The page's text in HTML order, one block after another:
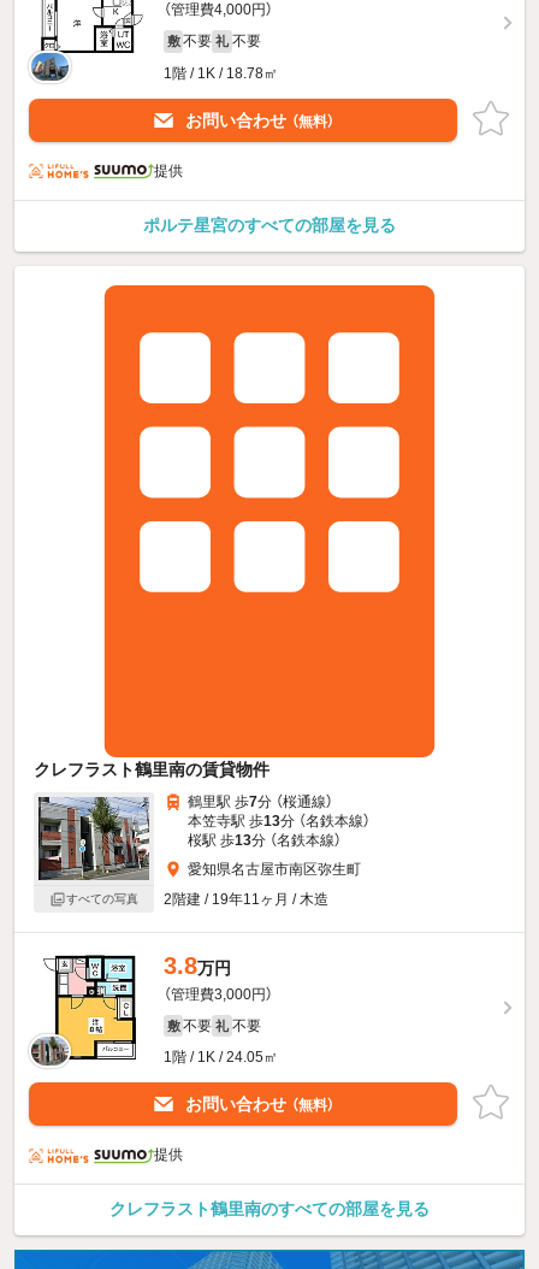
（管理費4,000円）
敷 不要 礼 不要
1階 / 1K / 18.78㎡
お問い合わせ （無料）
提供
ポルテ星宮のすべての部屋を見る
クレフラスト鶴里南の賃貸物件
すべての写真
鶴里駅 歩7分 （桜通線）
本笠寺駅 歩13分 （名鉄本線）
桜駅 歩13分 （名鉄本線）
愛知県名古屋市南区弥生町
2階建 / 19年11ヶ月 / 木造
3.8万円
（管理費3,000円）
敷 不要 礼 不要
1階 / 1K / 24.05㎡
お問い合わせ （無料）
提供
クレフラスト鶴里南のすべての部屋を見る